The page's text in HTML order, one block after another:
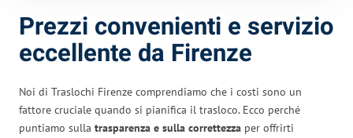
Prezzi convenienti e servizio
eccellente da Firenze
Noi di Traslochi Firenze comprendiamo che i costi sono un
fattore cruciale quando si pianifica il trasloco. Ecco perché
puntiamo sulla trasparenza e sulla correttezza per offrirti